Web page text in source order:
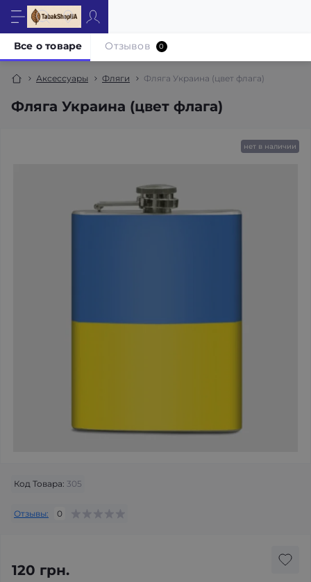
Аксессуары Фляги Фляга Украина (цвет флага)
Фляга Украина (цвет флага)
Все о товаре Отзывов 0
нет в наличии
Код Товара: 305
Отзывы: 0
120 грн.